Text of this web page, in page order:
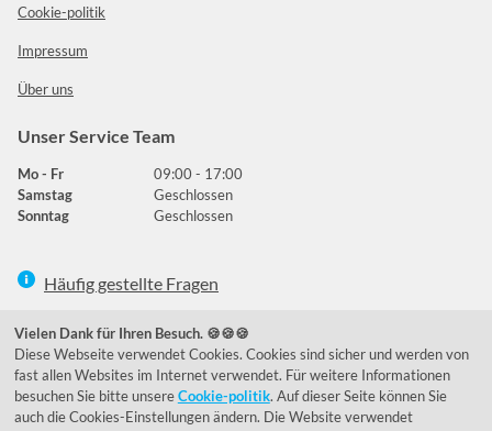
Cookie-politik
Impressum
Über uns
Unser Service Team
Mo - Fr
09:00 - 17:00
Samstag
Geschlossen
Sonntag
Geschlossen
Häufig gestellte Fragen
039292 - 678215
de@lumidora.com
Vielen Dank für Ihren Besuch. 🍪🍪🍪
Diese Webseite verwendet Cookies. Cookies sind sicher und werden von
fast allen Websites im Internet verwendet. Für weitere Informationen
besuchen Sie bitte unsereCookie-politik. Auf dieser Seite können Sie
auch die Cookies-Einstellungen ändern. Die Website verwendet